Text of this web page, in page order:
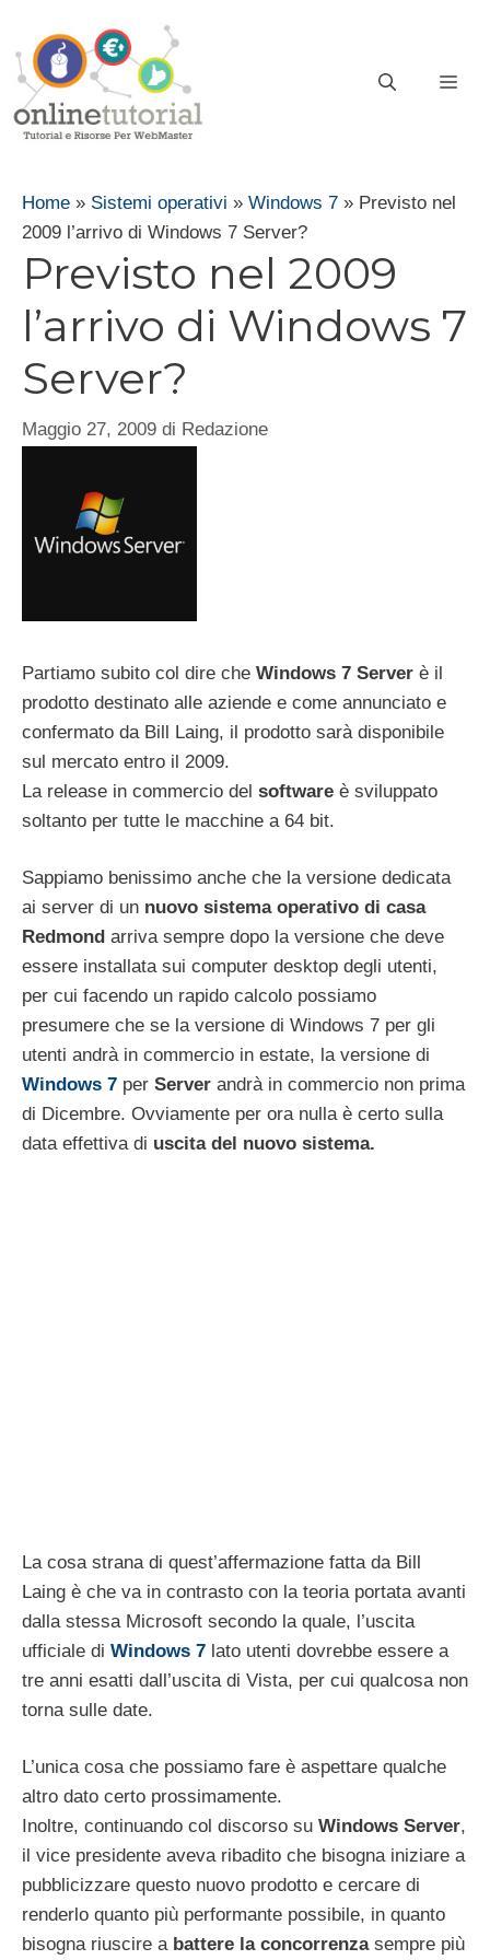
contenuto
Home » Sistemi operativi » Windows 7 » Previsto nel
2009 l’arrivo di Windows 7 Server?
Previsto nel 2009
l’arrivo di Windows 7
Server?
Maggio 27, 2009 di Redazione
Partiamo subito col dire che Windows 7 Server è il
prodotto destinato alle aziende e come annunciato e
confermato da Bill Laing, il prodotto sarà disponibile
sul mercato entro il 2009.
La release in commercio del software è sviluppato
soltanto per tutte le macchine a 64 bit.
Sappiamo benissimo anche che la versione dedicata
ai server di un nuovo sistema operativo di casa
Redmond arriva sempre dopo la versione che deve
essere installata sui computer desktop degli utenti,
per cui facendo un rapido calcolo possiamo
presumere che se la versione di Windows 7 per gli
utenti andrà in commercio in estate, la versione di
Windows 7 per Server andrà in commercio non prima
di Dicembre. Ovviamente per ora nulla è certo sulla
data effettiva di uscita del nuovo sistema.
La cosa strana di quest’affermazione fatta da Bill
Laing è che va in contrasto con la teoria portata avanti
dalla stessa Microsoft secondo la quale, l’uscita
ufficiale di Windows 7 lato utenti dovrebbe essere a
tre anni esatti dall’uscita di Vista, per cui qualcosa non
torna sulle date.
L’unica cosa che possiamo fare è aspettare qualche
altro dato certo prossimamente.
Inoltre, continuando col discorso su Windows Server,
il vice presidente aveva ribadito che bisogna iniziare a
pubblicizzare questo nuovo prodotto e cercare di
renderlo quanto più performante possibile, in quanto
bisogna riuscire a battere la concorrenzasempre più